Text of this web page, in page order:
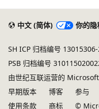
中文 (简体) 你的隐
SH ICP 归档编号
PSB 归档编号
由世纪互联运营的
早期版本
博客 参与
使用条款
商标 ©